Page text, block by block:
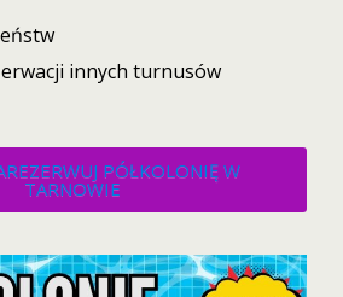
innych turnusów
PÓŁKOLONIĘ W
TARNOWIE